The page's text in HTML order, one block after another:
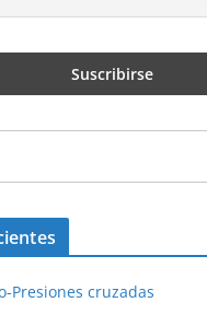
Presiones cruzadas